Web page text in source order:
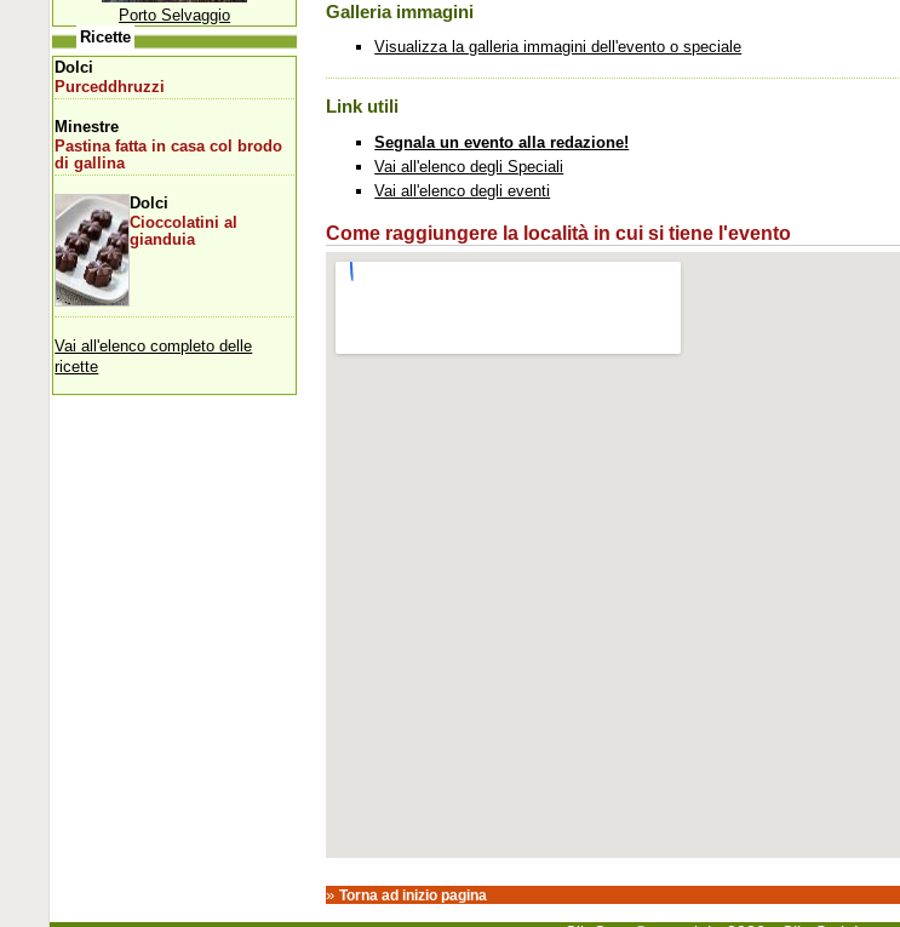
Galleria immagini
Visualizza la galleria immagini dell'evento o speciale
Link utili
Segnala un evento alla redazione!
Vai all'elenco degli Speciali
Vai all'elenco degli eventi
Come raggiungere la località in cui si tiene l'evento
»Torna ad inizio pagina
Porto Selvaggio
Ricette
Dolci
Purceddhruzzi
Minestre
Pastina fatta in casa col brodo
di gallina
Dolci
Cioccolatini al
gianduia
Vai all'elenco completo delle
ricette